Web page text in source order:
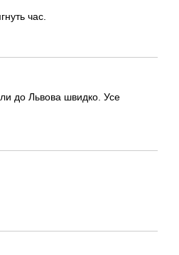
час.
до Львова швидко. Усе